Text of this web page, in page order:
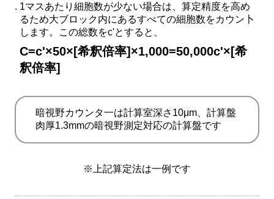
1マスあたり細胞数が少ない場合は、算定精度を高め
るため大ブロック内にあるすべての細胞数をカウン卜
します。この総数をc'とすると、
C=c'×50×[希釈倍率]×1,000=50,000c'×[希
釈倍率]
暗視野カウンタ一は計算室深さ10μm、計算盤
肉厚1.3mmの暗視野測定対応の計算盤です
※上記算定法は一例です